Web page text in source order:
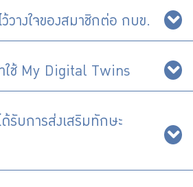
ว้วางใจของสมาชิกต่อ กบข.
ใช้ My Digital Twins
รับการส่งเสริมทักษะ